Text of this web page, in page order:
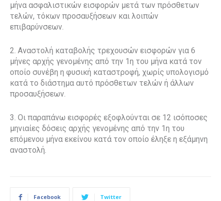
μήνα ασφαλιστικών εισφορών μετά των πρόσθετων
τελών, τόκων προσαυξήσεων και λοιπών
επιβαρύνσεων.
2. Αναστολή καταβολής τρεχουσών εισφορών για 6
μήνες αρχής γενομένης από την 1η του μήνα κατά τον
οποίο συνέβη η φυσική καταστροφή, χωρίς υπολογισμό
κατά το διάστημα αυτό πρόσθετων τελών ή άλλων
προσαυξήσεων.
3. Οι παραπάνω εισφορές εξοφλούνται σε 12 ισόποσες
μηνιαίες δόσεις αρχής γενομένης από την 1η του
επόμενου μήνα εκείνου κατά τον οποίο έληξε η εξάμηνη
αναστολή.
Facebook Twitter